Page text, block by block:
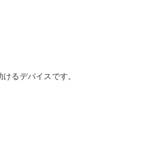
るデバイスです。